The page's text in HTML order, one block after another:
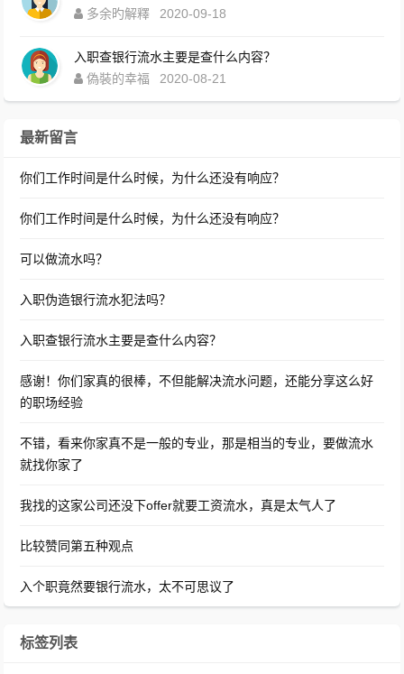
多余旳解釋
2020-09-18
入职查银行流水主要是查什么内容？
偽裝的幸福
2020-08-21
最新留言
你们工作时间是什么时候，为什么还没有响应？
你们工作时间是什么时候，为什么还没有响应？
可以做流水吗？
入职伪造银行流水犯法吗？
入职查银行流水主要是查什么内容？
感谢！你们家真的很棒，不但能解决流水问题，还能分享这么好
的职场经验
不错，看来你家真不是一般的专业，那是相当的专业，要做流水
就找你家了
我找的这家公司还没下offer就要工资流水，真是太气人了
比较赞同第五种观点
入个职竟然要银行流水，太不可思议了
标签列表